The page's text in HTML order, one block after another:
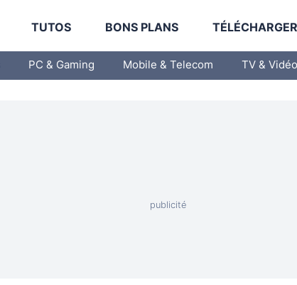
TUTOS BONS PLANS
PC & Gaming Mobile & Telecom TV & Vidéo